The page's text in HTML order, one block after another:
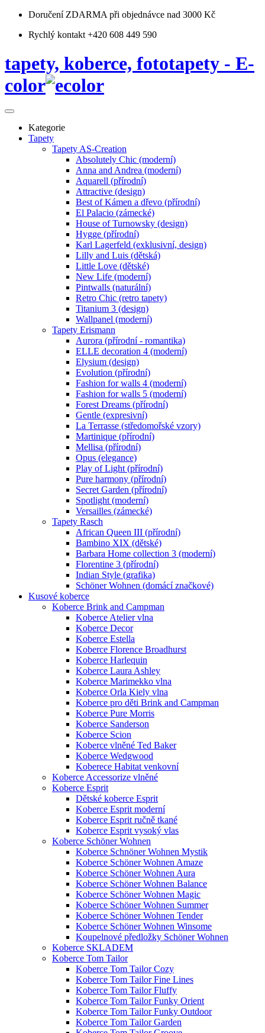
Doručení ZDARMA při objednávce nad 3000 Kč
Rychlý kontakt +420 608 449 590
tapety, koberce, fototapety - E-
color
Kategorie
Tapety
Tapety AS-Creation
Absolutely Chic (moderní)
Anna and Andrea (moderní)
Aquarell (přírodní)
Attractive (design)
Best of Kámen a dřevo (přírodní)
El Palacio (zámecké)
House of Turnowsky (design)
Hygge (přírodní)
Karl Lagerfeld (exklusivní, design)
Lilly and Luis (dětská)
Little Love (dětské)
New Life (moderní)
Pintwalls (naturální)
Retro Chic (retro tapety)
Titanium 3 (design)
Wallpanel (moderní)
Tapety Erismann
Aurora (přírodní - romantika)
ELLE decoration 4 (moderní)
Elysium (design)
Evolution (přírodní)
Fashion for walls 4 (moderní)
Fashion for walls 5 (moderní)
Forest Dreams (přírodní)
Gentle (expresivní)
La Terrasse (středomořské vzory)
Martinique (přírodní)
Mellisa (přírodní)
Opus (elegance)
Play of Light (přírodní)
Pure harmony (přírodní)
Secret Garden (přírodní)
Spotlight (moderní)
Versailles (zámecké)
Tapety Rasch
African Queen III (přírodní)
Bambino XIX (dětské)
Barbara Home collection 3 (moderní)
Florentine 3 (přírodní)
Indian Style (grafika)
Schöner Wohnen (domácí značkové)
Kusové koberce
Koberce Brink and Campman
Koberce Atelier vlna
Koberce Decor
Koberce Estella
Koberce Florence Broadhurst
Koberce Harlequin
Koberce Laura Ashley
Koberce Marimekko vlna
Koberce Orla Kiely vlna
Koberce pro děti Brink and Campman
Koberce Pure Morris
Koberce Sanderson
Koberce Scion
Koberce vlněné Ted Baker
Koberce Wedgwood
Koberece Habitat venkovní
Koberce Accessorize vlněné
Koberce Esprit
Dětské koberce Esprit
Koberce Esprit moderní
Koberce Esprit ručně tkané
Koberce Esprit vysoký vlas
Koberce Schöner Wohnen
Koberce Schnöner Wohnen Mystik
Koberce Schöner Wohnen Amaze
Koberce Schöner Wohnen Aura
Koberce Schöner Wohnen Balance
Koberce Schöner Wohnen Magic
Koberce Schöner Wohnen Summer
Koberce Schöner Wohnen Tender
Koberce Schöner Wohnen Winsome
Koupelnové předložky Schöner Wohnen
Koberce SKLADEM
Koberce Tom Tailor
Koberce Tom Tailor Cozy
Koberce Tom Tailor Fine Lines
Koberce Tom Tailor Fluffy
Koberce Tom Tailor Funky Orient
Koberce Tom Tailor Funky Outdoor
Koberce Tom Tailor Garden